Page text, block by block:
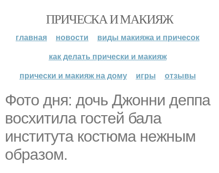
ПРИЧЕСКА И МАКИЯЖ
главная новости
виды макияжа и причесок
как делать прически и макияж
прически и макияж на дому
игры отзывы
Фото дня: дочь Джонни деппа
восхитила гостей бала
института костюма нежным
образом.